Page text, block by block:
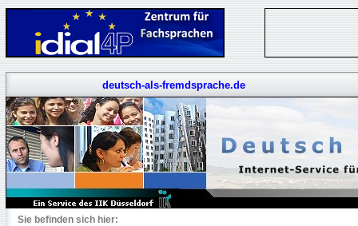
deutsch-als-fremdsprache.de
Sie befinden sich hier: